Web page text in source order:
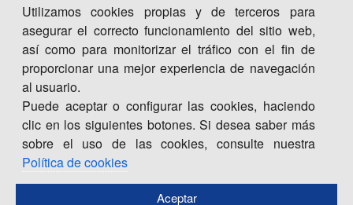
Utilizamos cookies propias y de terceros para
asegurar el correcto funcionamiento del sitio web,
así como para monitorizar el tráfico con el fin de
proporcionar una mejor experiencia de navegación
al usuario.
Puede aceptar o configurar las cookies, haciendo
clic en los siguientes botones. Si desea saber más
sobre el uso de las cookies, consulte nuestra
Política de cookies
Aceptar